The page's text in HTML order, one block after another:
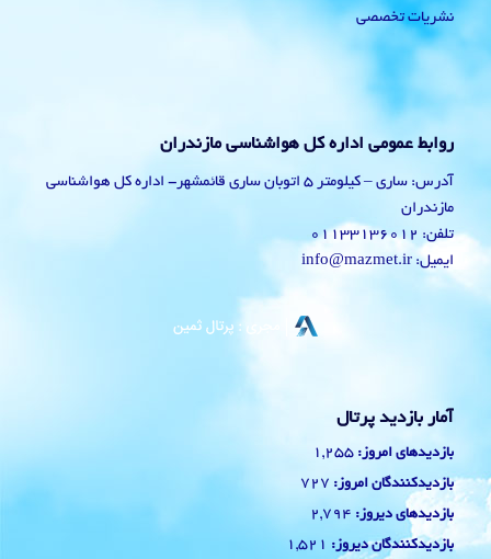
نشریات تخصصی
روابط عمومی اداره کل هواشناسی مازندران
آدرس: ساری – کیلومتر 5 اتوبان ساری قائمشهر- اداره کل هواشناسی
مازندران
تلفن: 01133136012
ایمیل: info@mazmet.ir
آمار بازدید پرتال
بازدیدهای امروز: 1,255
بازدیدکنندگان امروز: 727
بازدیدهای دیروز: 2,794
بازدیدکنندگان دیروز: 1,521